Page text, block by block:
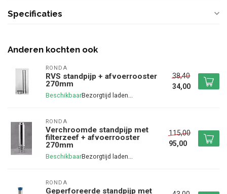
Specificaties
Anderen kochten ook
RONDA
RVS standpijp + afvoerrooster
270mm
Beschikbaar
38,40
34,00
RONDA
Verchroomde standpijp met
filterzeef + afvoerrooster
270mm
Beschikbaar
115,00
95,00
RONDA
Geperforeerde standpijp met